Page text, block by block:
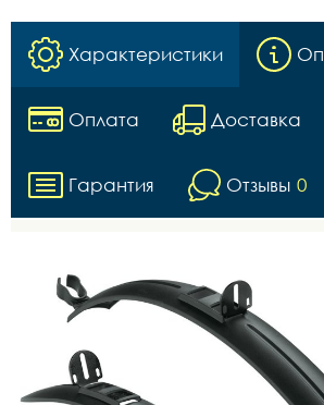
Характеристики
Оплата Доставка
Гарантия Отзывы 0